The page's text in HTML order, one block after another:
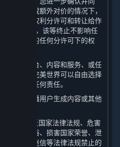
一步同意或额外对价的情况下，
容享有之权利分许可和转让给作
述许可终止，该等终止不影响任
前被授予的任何分许可下的权
于蒸汽平台、内容和服务、或任
或建议，完美世界可以自由选择
对您承担任何责任。
表、或传播用户生成内容或其他
式传播违反国家法律法规、危害
背公序良俗、损害国家荣誉、泄
宣扬宗教迷信等法律法规禁止的